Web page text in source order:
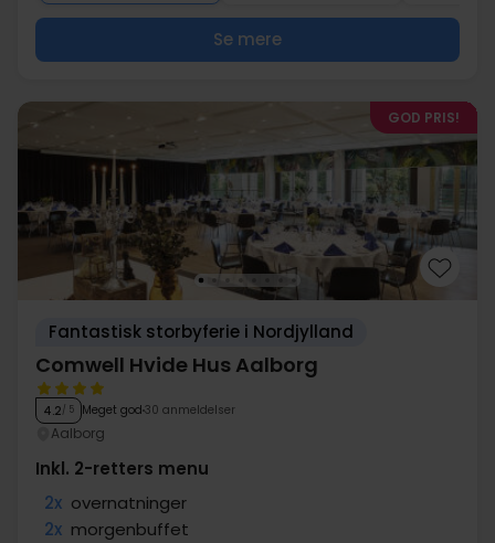
Se mere
GOD PRIS!
Fantastisk storbyferie i Nordjylland
Comwell Hvide Hus Aalborg
4.2/ 5 Meget god 30 anmeldelser
Aalborg
Inkl. 2-retters menu
2x overnatninger
2x morgenbuffet